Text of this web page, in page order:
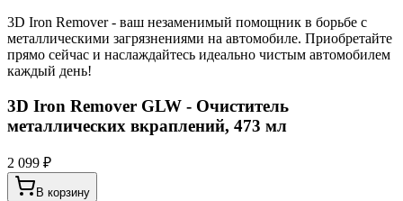
3D Iron Remover - ваш незаменимый помощник в борьбе с
металлическими загрязнениями на автомобиле. Приобретайте
прямо сейчас и наслаждайтесь идеально чистым автомобилем
каждый день!
3D Iron Remover GLW - Очиститель
металлических вкраплений, 473 мл
2 099 ₽
В корзину